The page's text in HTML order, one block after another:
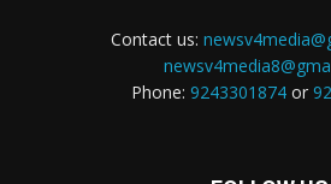
Contact us:
Phone: 9243301874or